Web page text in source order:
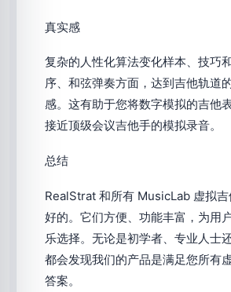
真实感
复杂的人性化算法变化样本、技巧
序、和弦弹奏方面，达到吉他轨道
感。这有助于您将数字模拟的吉他
接近顶级会议吉他手的模拟录音。
总结
RealStrat 和所有 MusicLab 虚拟
好的。它们方便、功能丰富，为用
乐选择。无论是初学者、专业人士
都会发现我们的产品是满足您所有
答案。